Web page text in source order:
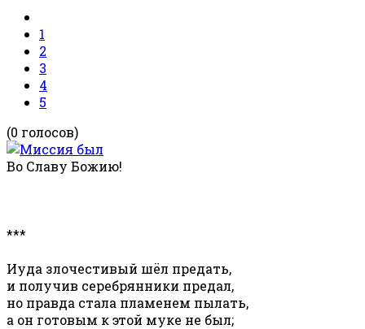
1
2
3
4
5
(0 голосов)
Во Славу Божию!
***
Иуда злочестивый шёл предать,
и получив серебрянники предал,
но правда стала пламенем пылать,
а он готовым к этой муке не был;